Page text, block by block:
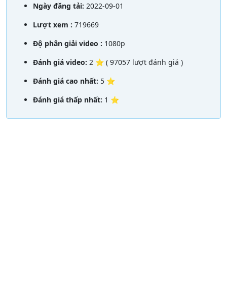
Ngày đăng tải: 2022-09-01
Lượt xem : 719669
Độ phân giải video : 1080p
Đánh giá video: 2 ⭐ ( 97057 lượt đánh giá )
Đánh giá cao nhất: 5 ⭐
Đánh giá thấp nhất: 1 ⭐